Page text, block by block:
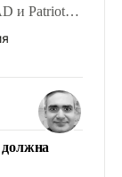
и Patriot
трех
война с
период
должна